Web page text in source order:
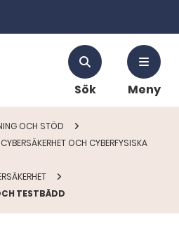
Sök Meny
OCH STÖD
OCH CYBERFYSISKA
TESTBÄDD